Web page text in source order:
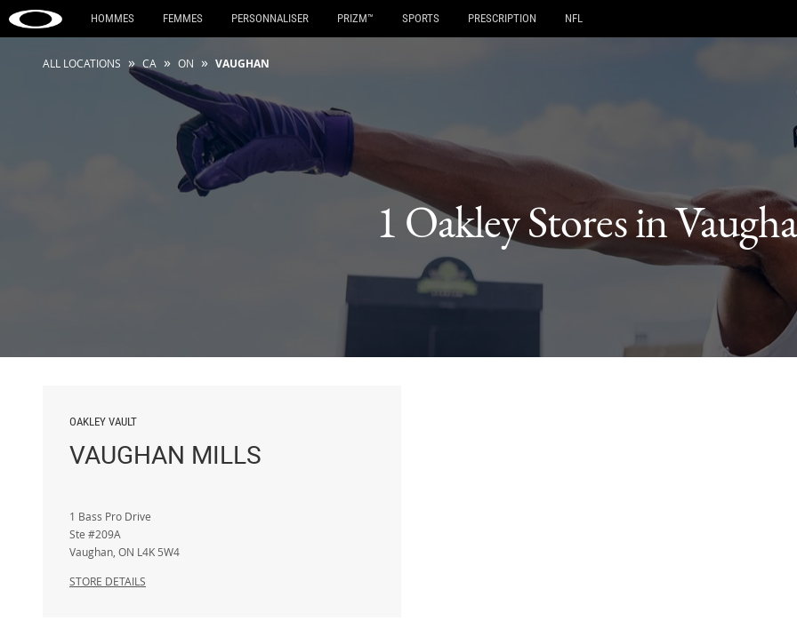
HOMMES FEMMES PERSONNALISER PRIZM™ SPORTS PRESCRIPTION NFL
ALL LOCATIONS » CA » ON » VAUGHAN
1 Oakley Stores in
OAKLEY VAULT
VAUGHAN MILLS
1 Bass Pro Drive
Ste #209A
Vaughan ON L4K 5W4
STORE DETAILS